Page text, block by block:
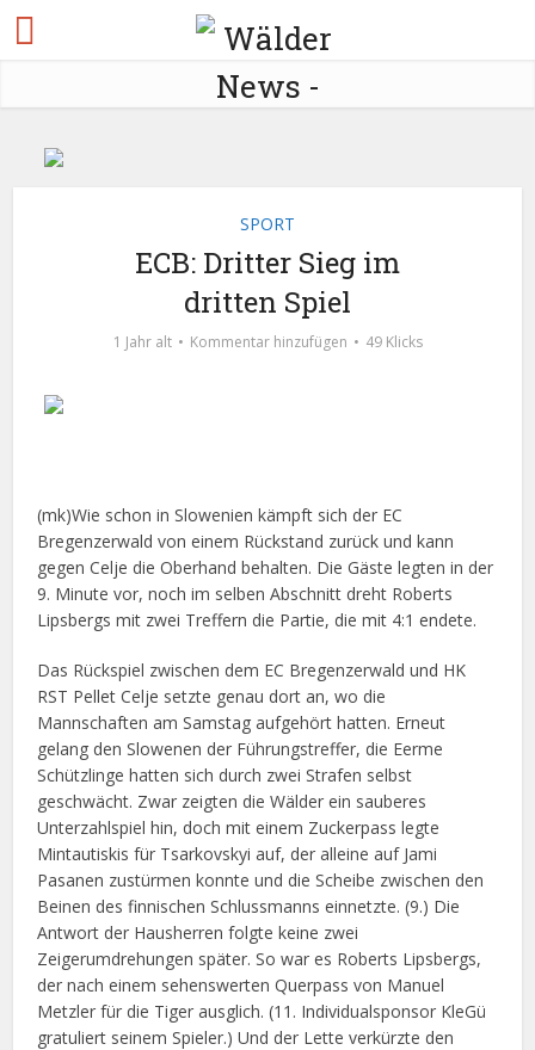
SPORT
ECB: Dritter Sieg im
dritten Spiel
1 Jahr alt Kommentar hinzufügen 49 Klicks
(mk)Wie schon in Slowenien kämpft sich der EC
Bregenzerwald von einem Rückstand zurück und kann
gegen Celje die Oberhand behalten. Die Gäste legten in der
9. Minute vor, noch im selben Abschnitt dreht Roberts
Lipsbergs mit zwei Treffern die Partie, die mit 4:1 endete.
Das Rückspiel zwischen dem EC Bregenzerwald und HK
RST Pellet Celje setzte genau dort an, wo die
Mannschaften am Samstag aufgehört hatten. Erneut
gelang den Slowenen der Führungstreffer, die Eerme
Schützlinge hatten sich durch zwei Strafen selbst
geschwächt. Zwar zeigten die Wälder ein sauberes
Unterzahlspiel hin, doch mit einem Zuckerpass legte
Mintautiskis für Tsarkovskyi auf, der alleine auf Jami
Pasanen zustürmen konnte und die Scheibe zwischen den
Beinen des finnischen Schlussmanns einnetzte. (9.) Die
Antwort der Hausherren folgte keine zwei
Zeigerumdrehungen später. So war es Roberts Lipsbergs,
der nach einem sehenswerten Querpass von Manuel
Metzler für die Tiger ausglich. (11. Individualsponsor KleGü
gratuliert seinem Spieler.) Und der Lette verkürzte den